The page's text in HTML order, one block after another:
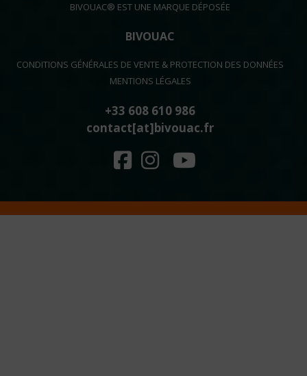
BIVOUAC® EST UNE MARQUE DÉPOSÉE
BIVOUAC
CONDITIONS GÉNÉRALES DE VENTE & PROTECTION DES DONNÉES
MENTIONS LÉGALES
+33 608 610 986
contact[at]bivouac.fr
FACEBOOKINSTAGRAM
YOUTUBE